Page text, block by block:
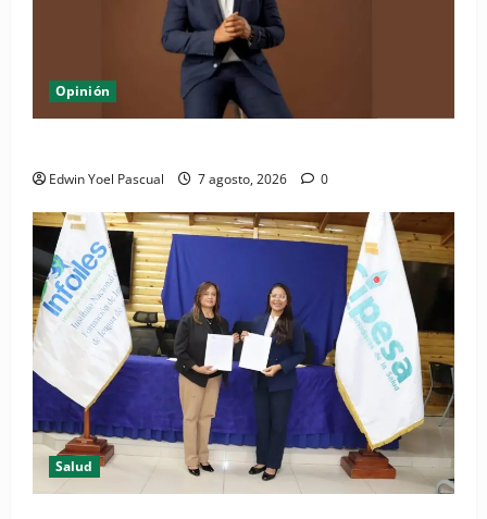
Opinión
Edwin Yoel Pascual 7 agosto, 2026 0
Salud